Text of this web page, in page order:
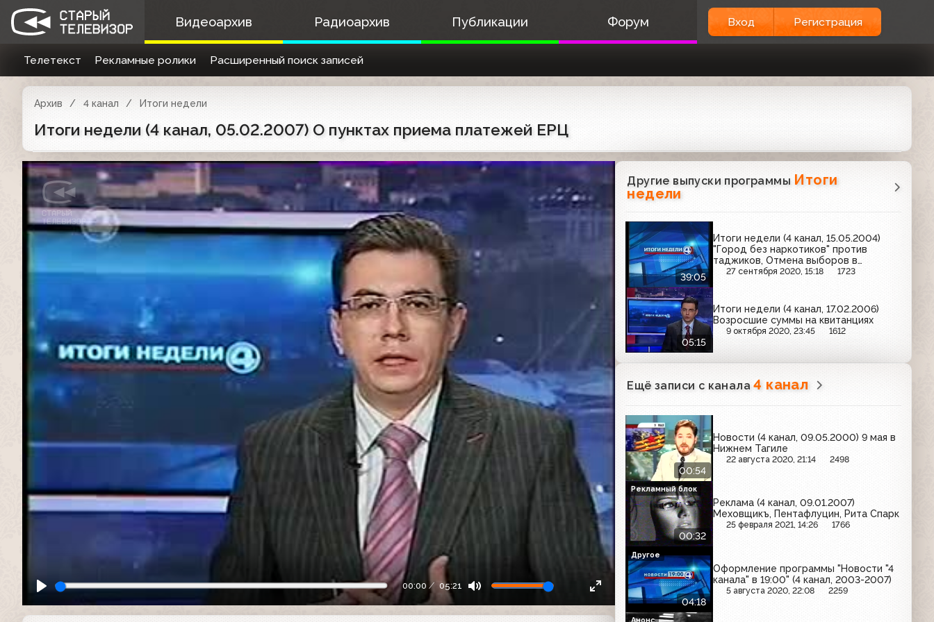
Видеоархив Радиоархив Публикации Форум Вход Регистрация
Телетекст Рекламные ролики Расширенный поиск записей
Архив 4 канал Итоги недели
Итоги недели (4 канал, 05.02.2007) О пунктах приема платежей ЕРЦ
00:00 05:21
Другие выпуски программы Итоги
недели
39:05
Итоги недели (4 канал, 15.05.2004)
"Город без наркотиков" против
таджиков, Отмена выборов в
Госдуму по одномандатным округам,
27 сентября 2020, 15:18 1723
05:15
Итоги недели (4 канал, 17.02.2006)
Возросшие суммы на квитанциях
9 октября 2020, 23:45 1612
Ещё записи с канала4 канал
00:54
Новости (4 канал, 09.05.2000) 9 мая в
Нижнем Тагиле
22 августа 2020, 21:14 2498
00:32
Реклама (4 канал, 09.01.2007)
Меховщикъ, Пентафлуцин, Рита Спарк
25 февраля 2021, 14:26 1766
Рекламный блок
04:18
Оформление программы "Новости "4
канала" в 19:00" (4 канал, 2003-2007)
5 августа 2020, 22:08 2259
Другое
Анонс